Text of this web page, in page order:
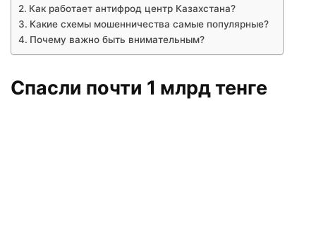
Как работает антифрод центр Казахстана?
Какие схемы мошенничества самые популярные?
Почему важно быть внимательным?
Спасли почти 1 млрд тенге